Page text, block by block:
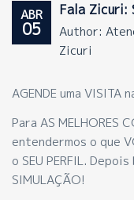
ABR
05
Fala Zicuri:
Author:
Zicuri
AGENDE uma VISITA
Para AS MELHORES
entendermos o que
o SEU PERFIL.
SIMULAÇÃO!